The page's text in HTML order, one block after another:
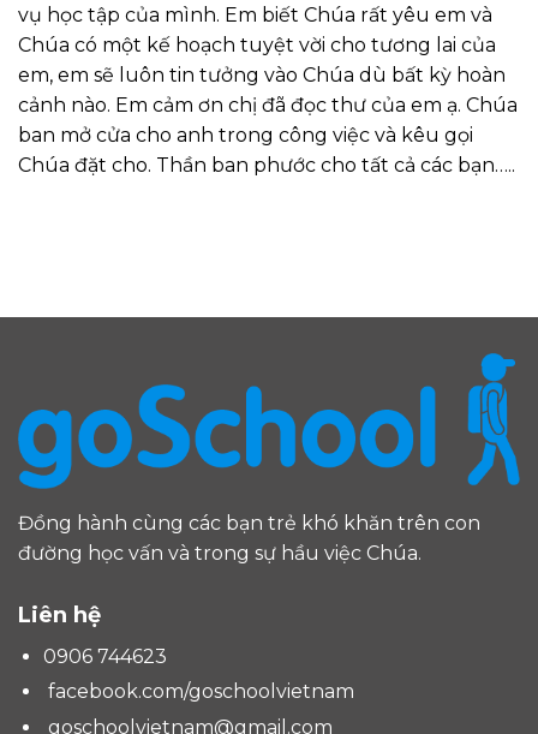
vụ học tập của mình. Em biết Chúa rất yêu em và
Chúa có một kế hoạch tuyệt vời cho tương lai của
em, em sẽ luôn tin tưởng vào Chúa dù bất kỳ hoàn
cảnh nào. Em cảm ơn chị đã đọc thư của em ạ. Chúa
ban mở cửa cho anh trong công việc và kêu gọi
Chúa đặt cho. Thần ban phước cho tất cả các bạn…..
Đồng hành cùng các bạn trẻ khó khăn trên con
đường học vấn và trong sự hầu việc Chúa.
Liên hệ
0906 744623
facebook.com/goschoolvietnam
goschoolvietnam@gmail.com